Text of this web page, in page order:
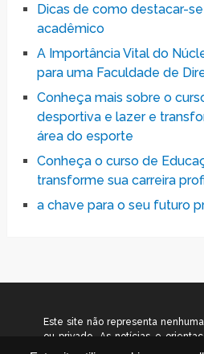
Dicas de como destacar-
acadêmico
A Importância Vital do
para uma Faculdade de
Conheça mais sobre o
desportiva e lazer e
área do esporte
Conheça o curso de
transforme sua carreira
a chave para o seu futuro
Este site não representa
ou privado. As notícias e
têm caráter informativo. Não